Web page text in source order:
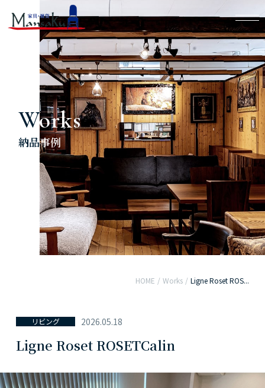
Works
納品事例
HOME / Works / Ligne Roset ROS...
リビング 2026.05.18
Ligne Roset ROSETCalin